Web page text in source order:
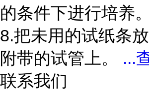
的条件下进行培养。
8.把未用的试纸条
附带的试管上。 ...
联系我们